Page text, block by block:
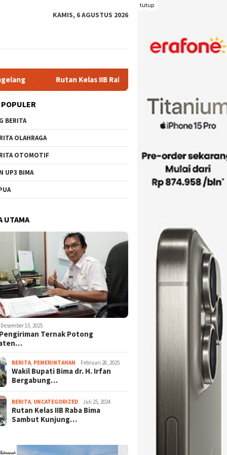
tutup
KAMIS, 6 AGUSTUS 2026
IIB Raba Bima Sambut Kunjungan Pj. Wali Kota Ir. H.
BERITA
OLAHRAGA
OTOMOTIF
UP3 BIMA
UTAMA
Desember 15, 2025
Ternak Potong
BERITA PEMERINTAHAN Februari 28, 2025
Wakil Bupati Bima dr. H. Irfan
Bergabung…
BERITA UNCATEGORIZED Juli 25, 2024
Rutan Kelas IIB Raba Bima
Sambut Kunjung…